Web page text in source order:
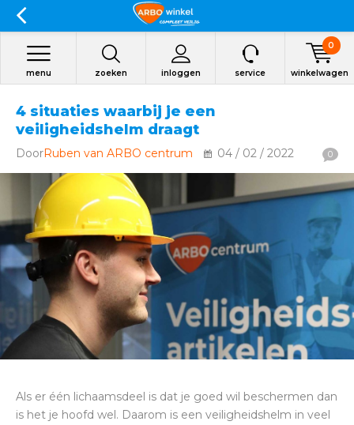
zoeken inloggen
menu service winkelwagen
0
4 situaties waarbij je een
veiligheidshelm draagt
DoorRuben van ARBO centrum 04 / 02 / 2022 0
Als er één lichaamsdeel is dat je goed wil beschermen dan
is het je hoofd wel. Daarom is een veiligheidshelm in veel